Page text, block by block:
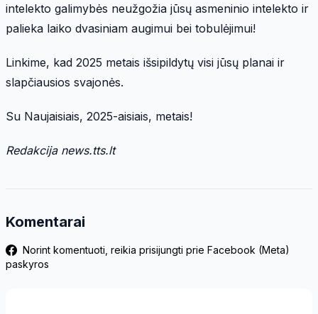
intelekto galimybės neužgožia jūsų asmeninio intelekto ir
palieka laiko dvasiniam augimui bei tobulėjimui!
Linkime, kad 2025 metais išsipildytų visi jūsų planai ir
slapčiausios svajonės.
Su Naujaisiais, 2025-aisiais, metais!
Redakcija news.tts.lt
Komentarai
Norint komentuoti, reikia prisijungti prie Facebook (Meta)
paskyros